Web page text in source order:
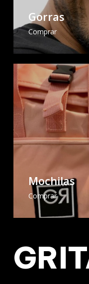
Gorras
Comprar
Mochilas
Comprar